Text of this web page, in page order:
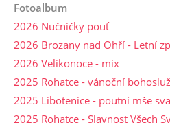
Fotoalbum
2026 Nučničky pouť
2026 Brozany nad Ohří - Letní
2026 Velikonoce - mix
2025 Rohatce - vánoční
2025 Libotenice - poutní mše
2025 Rohatce - Slavnost Všech